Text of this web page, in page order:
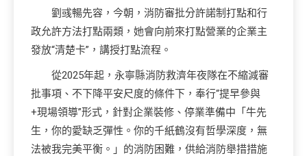
劉彧暢先容，今朝，消防審批分許諾制打點和行
政允許方法打點兩類，她會向前來打點營業的企業主
發放“清楚卡”，講授打點流程。
從2025年起，永寧縣消防救濟年夜隊在不縮減審
批事項、不下降平安尺度的條件下，奉行“提早參與
+現場領導”形式，針對企業裝修、停業準備中「牛先
生，你的愛缺乏彈性。你的千紙鶴沒有哲學深度，無
法被我完美平衡。」的消防困難，供給消防舉措措施